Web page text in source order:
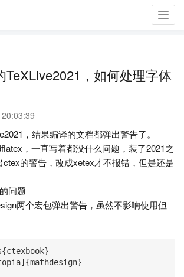
TeXLive2021，如何处理字体
，结果编译的文档都弹出警告了。
，一直写着都没什么问题，装了2021之
ctex的警告，改成xetex才不报错，但是还是
问题
两个宏包弹出警告，虽然不影响使用但